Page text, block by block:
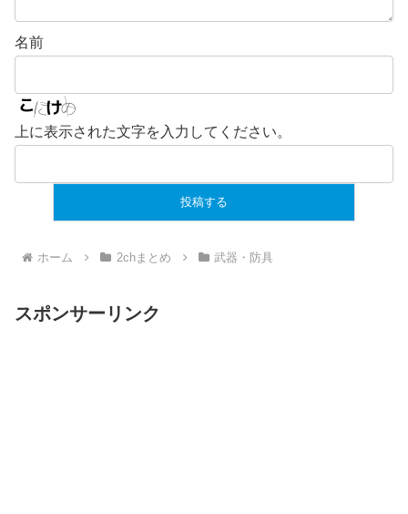
名前
上に表示された文字を入力してください。
ホーム 2chまとめ 武器・防具
スポンサーリンク